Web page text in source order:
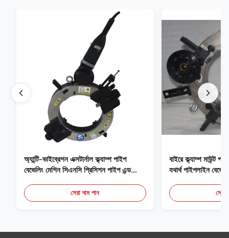
অ্যান্টি-ভাইব্রেশন এক্সটার্নাল ক্ল্যাম্প পাইপ
বেভেলিং মেশিন সিএনসি প্রিসিশন পাইপ এন্ড
সেরা দাম পান
বাইরে ক্ল্যাম্প মাউন্ট
যথার্থ পাইপলাইন
সেরা